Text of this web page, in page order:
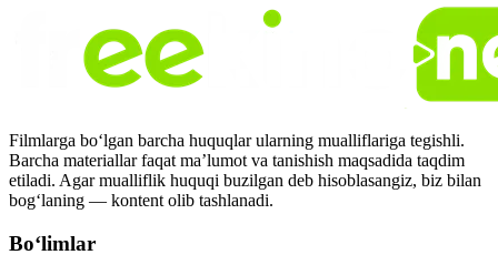
Filmlarga bo‘lgan barcha huquqlar ularning mualliflariga tegishli.
Barcha materiallar faqat ma’lumot va tanishish maqsadida taqdim
etiladi. Agar mualliflik huquqi buzilgan deb hisoblasangiz, biz bilan
bog‘laning — kontent olib tashlanadi.
Bo‘limlar